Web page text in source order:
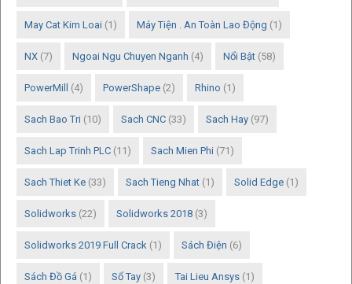
May Cat Kim Loai (1) Máy Tiện . An Toàn Lao Động (1)
NX (7) Ngoai Ngu Chuyen Nganh (4) Nổi Bật (58)
PowerMill (4) PowerShape (2) Rhino (1)
Sach Bao Tri (10) Sach CNC (33) Sach Hay (97)
Sach Lap Trinh PLC (11) Sach Mien Phi (71)
Sach Thiet Ke (33) Sach Tieng Nhat (1) Solid Edge (1)
Solidworks (22) Solidworks 2018 (3)
Solidworks 2019 Full Crack (1) Sách Điện (6)
Sách Đồ Gá (1) Sổ Tay (3) Tai Lieu Ansys (1)